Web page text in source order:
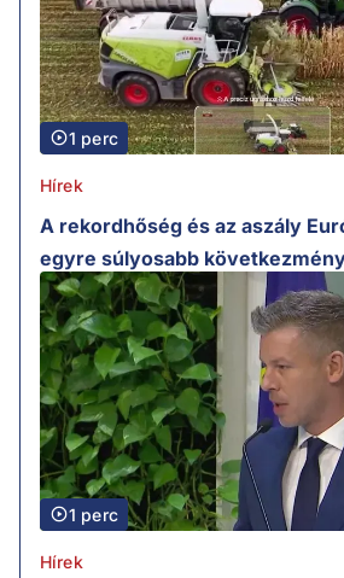
1 perc
Hírek
A rekordhőség és az aszály
egyre súlyosabb
1 perc
Hírek